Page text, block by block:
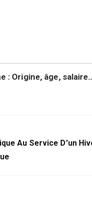
: Origine, âge,
Au Service D’un